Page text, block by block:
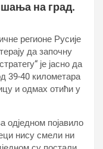
на град.
регионе Русије
да започну
је јасно да
39-40 километара
и одмах отићи у
одједном појавило
нису смели ни